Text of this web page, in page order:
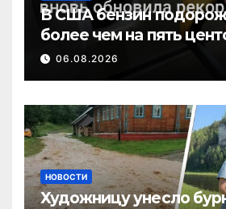
В США бензин
более чем на пять
06.08.2026
НОВОСТИ
Художницу унесло